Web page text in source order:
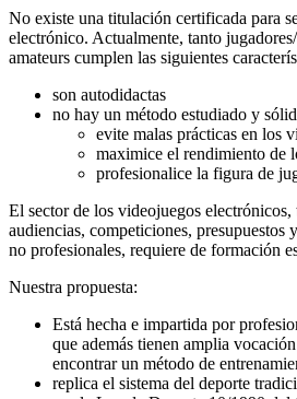
No existe una titulación certificada para
electrónico. Actualmente, tanto
amateurs cumplen las siguientes
son autodidactas
no hay un método estudiado y
evite malas prácticas en los
maximice el rendimiento de
profesionalice la figura de
El sector de los videojuegos
audiencias, competiciones, presupuestos
no profesionales, requiere de formación
Nuestra propuesta:
Está hecha e impartida por
que además tienen amplia
encontrar un método de
replica el sistema del deporte